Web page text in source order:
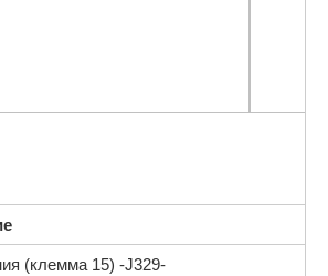
(клемма 15) -J329-